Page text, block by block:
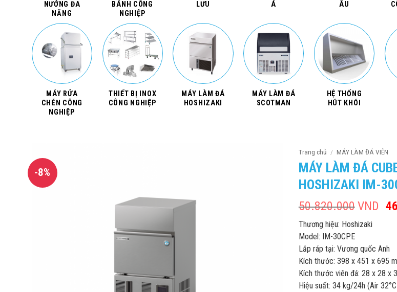
NƯỚNG ĐA
NĂNG
BÁNH CÔNG
NGHIỆP
LƯU
Á
ÂU
MÁY RỬA
CHÉN CÔNG
NGHIỆP
THIẾT BỊ INOX
CÔNG NGHIỆP
MÁY LÀM ĐÁ
HOSHIZAKI
MÁY LÀM ĐÁ
SCOTMAN
HỆ THỐNG
HÚT KHÓI
-8%
Trang chủ / MÁY LÀM ĐÁ VIÊN
MÁY LÀM ĐÁ
HOSHIZAKI IM-
50.820.000VND
Thương hiệu: Hoshizaki
Model: IM-30CPE
Lắp ráp tại: Vương quốc Anh
Kích thước: 398 x 451 x 695
Kích thước viên đá: 28 x 28 x
Hiệu suất: 34 kg/24h (Air